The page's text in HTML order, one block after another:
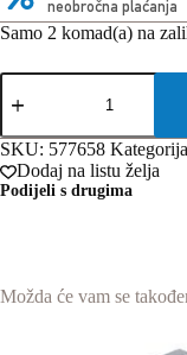
neobročna plaćanja
Samo 2 komad(a) na
Festool
BP
Li
3,0
C
Baterija
SKU: 577658
Dodaj na listu želja
Podijeli s drugima
Možda će vam se